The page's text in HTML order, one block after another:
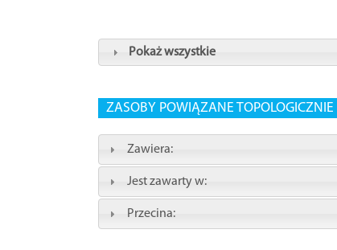
Pokaż wszystkie
ZASOBY POWIĄZANE TOPOLOGICZNIE
Zawiera:
Jest zawarty w:
Przecina: